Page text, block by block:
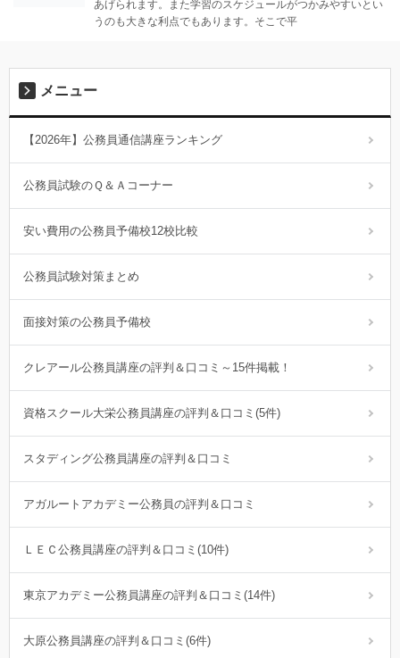
あげられます。また学習のスケジュールがつかみやすいとい
うのも大きな利点でもあります。そこで平
メニュー
【2026年】公務員通信講座ランキング
公務員試験のＱ＆Ａコーナー
安い費用の公務員予備校12校比較
公務員試験対策まとめ
面接対策の公務員予備校
クレアール公務員講座の評判＆口コミ～15件掲載！
資格スクール大栄公務員講座の評判＆口コミ(5件)
スタディング公務員講座の評判＆口コミ
アガルートアカデミー公務員の評判＆口コミ
ＬＥＣ公務員講座の評判＆口コミ(10件)
東京アカデミー公務員講座の評判＆口コミ(14件)
大原公務員講座の評判＆口コミ(6件)